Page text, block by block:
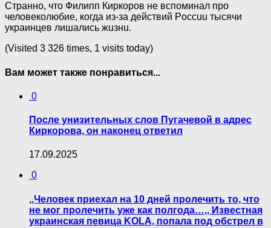
Странно, что Филипп Киркоров не вспоминал про
человеколюбие, когда из-за действий Poccuu тысячи
украинцев лишались жuзнu.
(Visited 3 326 times, 1 visits today)
Вам может также понравиться...
0
После унизительных слов Пугачевой в адрес
Киркорова, он наконец ответил
17.09.2025
0
,,Человек приехал на 10 дней пролечить то, что
не мог пролечить уже как полгода…,, Известная
украинская певица KOLA, попала под обстрел в